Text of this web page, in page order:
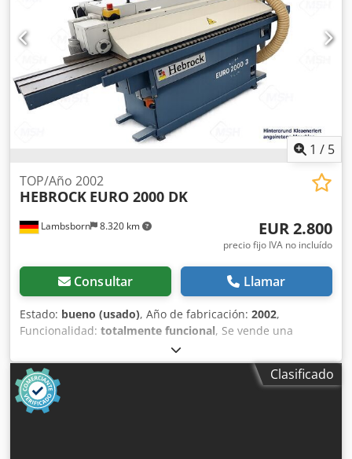
1 / 5
Lambsborn 8.320 km
TOP/Año 2002
HEBROCK EURO 2000 DK
EUR 2.800
precio fijo IVA no incluído
Consultar Llamar
Estado: bueno (usado), Año de fabricación: 2002,
Funcionalidad: totalmente funcional, Se vende una
robusta y fiable máquina para encantar bordes Hebrock
EURO 2000 DK, ideal para el encanto económico de
materiales de paneles. Esta máquina es perfecta para
talleres de carpintería, ebanistería y para el sector de la
construcción y el diseño de interiores. Gracias a su diseño
Clasificado